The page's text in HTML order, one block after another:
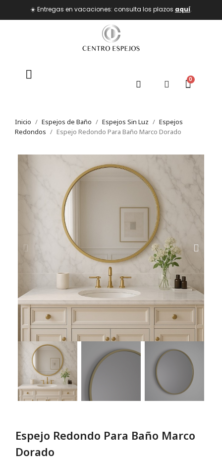
☀️ Entregas en vacaciones: consulta los plazos aquí.
Inicio Espejos de Baño Espejos Sin Luz
Espejos
Redondos
Espejo Redondo Para Baño Marco Dorado
Espejo Redondo Para Baño Marco
Dorado